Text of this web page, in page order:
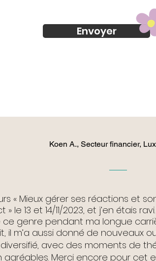
Envoyer
Koen A., Secteur financier,
« Mieux gérer ses réactions et
le 13 et 14/11/2023, et j’en étais ravi.
genre pendant ma longue
il m’a aussi donné de nouveaux
avec des moments de
Merci encore pour cet